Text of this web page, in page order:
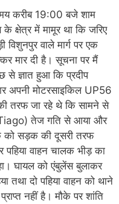
करीब 19:00 बजे शाम
के क्षेत्र में मामूर था कि जरिए
विशुनपुर वाले मार्ग पर एक
मार दी है। सूचना पर मैं
से ज्ञात हुआ कि प्रदीप
अपनी मोटरसाइकिल UP56
तरफ जा रहे थे कि सामने से
तेज गति से आया और
को सड़क की दूसरी तरफ
वाहन चालक भीड़ का
घायल को एंबुलेंस बुलाकर
तथा दो पहिया वाहन को थाने
नहीं है। मौके पर शांति